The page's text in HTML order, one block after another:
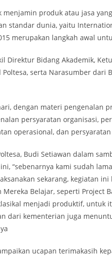
produk atau jasa
standar dunia, yaitu
merupakan langkah awal
Direktur Bidang Akademik,
serta Narasumber dari
dengan materi pengenalan
persyaratan organisasi,
operasional, dan
Budi Setiawan dalam
“sebenarnya kami sudah
sekarang, kegiatan
Belajar, seperti Project
menjadi produktif, untuk
dari kementerian juga
ucapan terimakasih